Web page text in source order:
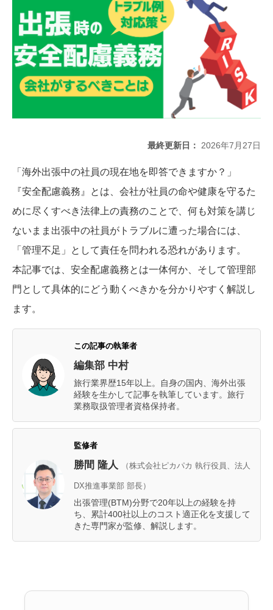
最終更新日： 2026年7月27日
「海外出張中の社員の現在地を即答できますか？」
『安全配慮義務』とは、会社が社員の命や健康を守るた
めに尽くすべき法律上の責務のことで、何も対策を講じ
ないまま出張中の社員がトラブルに遭った場合には、
「管理不足」として責任を問われる恐れがあります。
本記事では、安全配慮義務とは一体何か、そして管理部
門として具体的にどう動くべきかを分かりやすく解説し
ます。
この記事の執筆者
編集部 中村
旅行業界歴15年以上。自身の国内、海外出張
経験を生かして記事を執筆しています。旅行
業務取扱管理者資格保持者。
監修者
勝間 隆人 （株式会社ピカパカ 執行役員、法人
DX推進事業部 部長）
出張管理(BTM)分野で20年以上の経験を持
ち、累計400社以上のコスト適正化を支援して
きた専門家が監修、解説します。